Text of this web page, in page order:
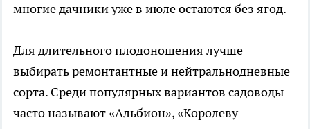
многие дачники уже в июле остаются без ягод.
Для длительного плодоношения лучше
выбирать ремонтантные и нейтральнодневные
сорта. Среди популярных вариантов садоводы
часто называют «Альбион», «Королеву